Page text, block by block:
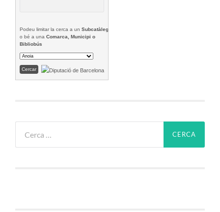
Podeu limitar la cerca a unSubcatàleg
o bé a unaComarca, Municipi o
Bibliobús